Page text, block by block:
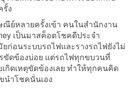
ง
ย์หลายครั้งเข้า คนในสำนักงาน
เป็นมาสค็อตโชคดีประจำ
ก่อนระบบรถไฟและรางรถไฟยังไม่
ขัดข้องบ่อย แต่รถไฟทุกขบวนที่
กิดเหตุขัดข้องเลย ทำให้ทุกคนคิด
นำโชคนั่นเอง